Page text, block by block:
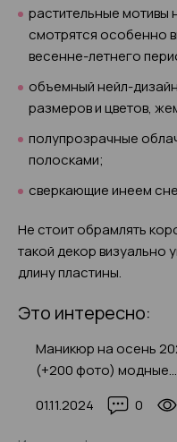
растительные мотивы
смотрятся особенно
весенне-летнего
объемный нейл-
размеров и цветов,
полупрозрачные
полосками;
сверкающие инеем
Не стоит обрамлять
такой декор визуально
длину пластины.
Это интересно:
Маникюр на осень
(+200 фото) модные
01.11.2024 0